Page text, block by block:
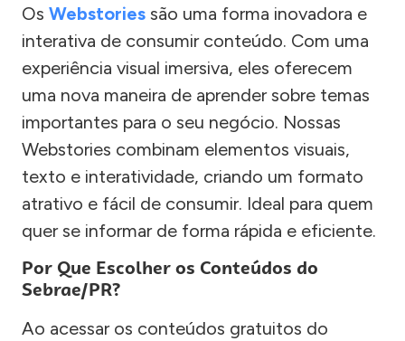
Os Webstories são uma forma inovadora e
interativa de consumir conteúdo. Com uma
experiência visual imersiva, eles oferecem
uma nova maneira de aprender sobre temas
importantes para o seu negócio. Nossas
Webstories combinam elementos visuais,
texto e interatividade, criando um formato
atrativo e fácil de consumir. Ideal para quem
quer se informar de forma rápida e eficiente.
Por Que Escolher os Conteúdos do
Sebrae/PR?
Ao acessar os conteúdos gratuitos do